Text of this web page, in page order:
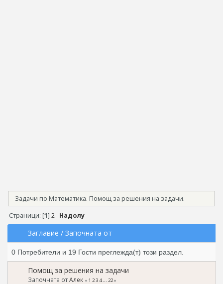
Задачи по Математика. Помощ за решения на задачи.
Страници: [1] 2 Надолу
Заглавие / Започната от
0 Потребители и 19 Гости преглежда(т) този раздел.
Помощ за решения на задачи
Започната отАлек « 1 234... 22»